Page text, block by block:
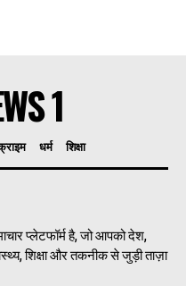
1
धर्म शिक्षा
प्लेटफॉर्म है, जो आपको देश,
शिक्षा और तकनीक से जुड़ी ताज़ा